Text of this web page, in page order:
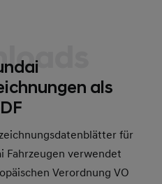
als
für
Fahrzeugen verwendet
Verordnung VO